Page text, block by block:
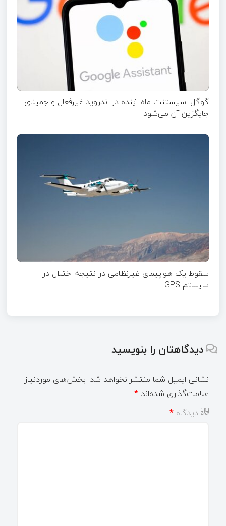
گوگل اسیستنت ماه آینده در اندروید غیرفعال و جمینای
جایگزین آن می‌شود
سقوط یک هواپیمای غیرنظامی در نتیجه اختلال در
سیستم‌ GPS
دیدگاهتان را بنویسید
نشانی ایمیل شما منتشر نخواهد شد. بخش‌های موردنیاز
علامت‌گذاری شده‌اند *
دیدگاه *